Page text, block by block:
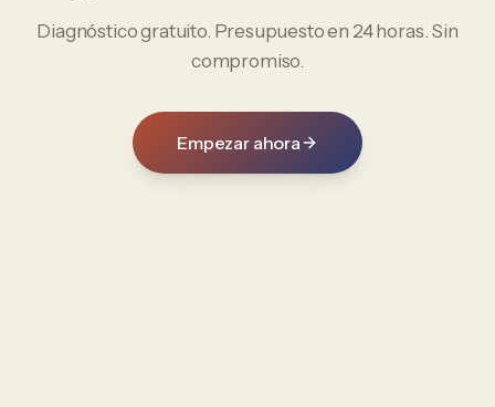
Diagnóstico gratuito. Presupuesto en 24 horas. Sin
compromiso.
Empezar ahora